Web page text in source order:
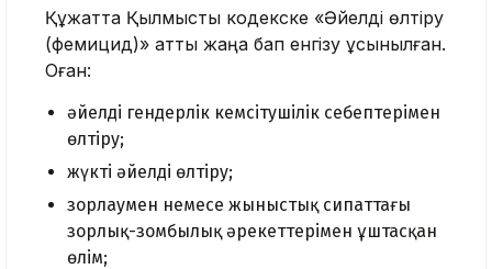
Құжатта Қылмыстық кодекске «Әйелді өлтіру
(фемицид)» атты жаңа бап енгізу ұсынылған.
Оған:
әйелді гендерлік кемсітушілік себептерімен
өлтіру;
жүкті әйелді өлтіру;
зорлаумен немесе жыныстық сипаттағы
зорлық-зомбылық әрекеттерімен ұштасқан
өлім;